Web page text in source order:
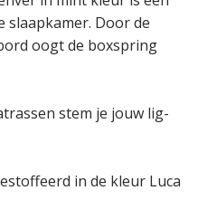
Door de
oogt de boxspring
stem je jouw lig-
in de kleur Luca